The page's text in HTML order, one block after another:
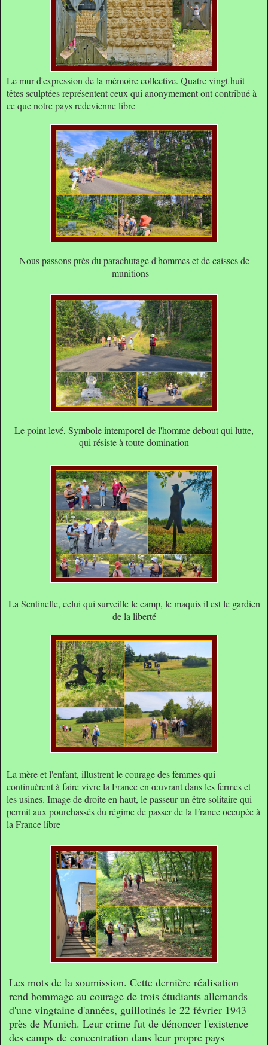
Le mur d'expression de la mémoire collective. Quatre vingt huit
têtes sculptées représentent ceux qui anonymement ont contribué à
ce que notre pays redevienne libre
Nous passons près du parachutage d'hommes et de caisses de
munitions
Le point levé, Symbole intemporel de l'homme debout qui lutte,
qui résiste à toute domination
La Sentinelle, celui qui surveille le camp, le maquis il est le gardien
de la liberté
La mère et l'enfant, illustrent le courage des femmes qui
continuèrent à faire vivre la France en œuvrant dans les fermes et
les usines. Image de droite en haut, le passeur un être solitaire qui
permit aux pourchassés du régime de passer de la France occupée à
la France libre
Les mots de la soumission. Cette dernière réalisation
rend hommage au courage de trois étudiants allemands
d'une vingtaine d'années, guillotinés le 22 février 1943
près de Munich. Leur crime fut de dénoncer l'existence
des camps de concentration dans leur propre pays